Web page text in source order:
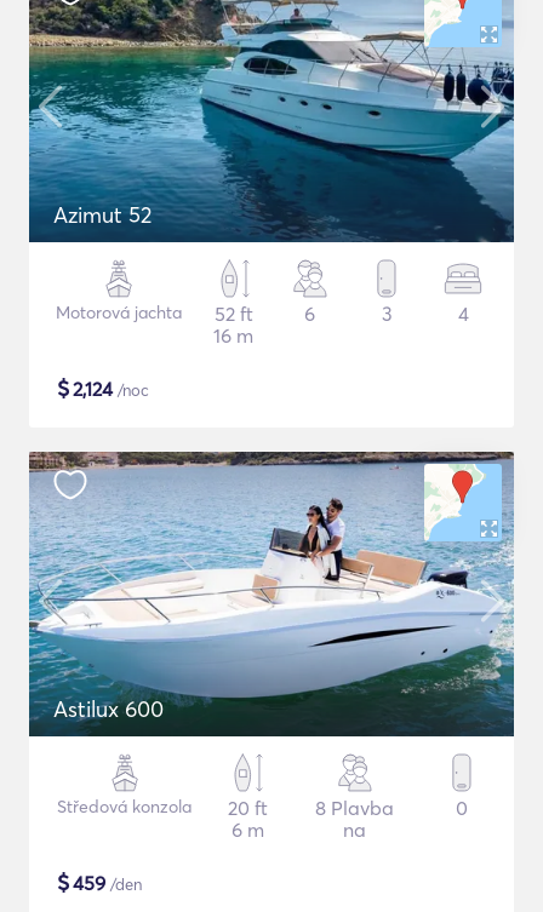
Azimut 52
Motorová jachta
52 ft
16 m
6 3 4
$2,124/noc
Astilux 600
Středová konzola
20 ft
6 m
8 Plavba
na
0
$459 /den